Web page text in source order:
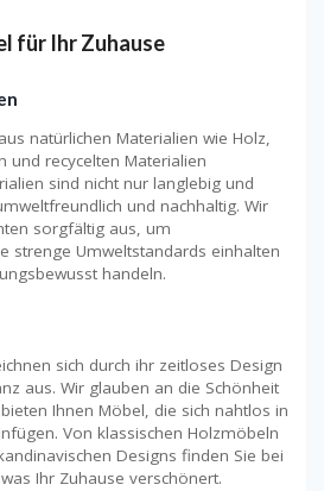
für Ihr Zuhause
natürlichen Materialien wie Holz,
und recycelten Materialien
sind nicht nur langlebig und
und nachhaltig. Wir
sorgfältig aus, um
strenge Umweltstandards einhalten
handeln.
sich durch ihr zeitloses Design
aus. Wir glauben an die Schönheit
Ihnen Möbel, die sich nahtlos in
Von klassischen Holzmöbeln
Designs finden Sie bei
Ihr Zuhause verschönert.